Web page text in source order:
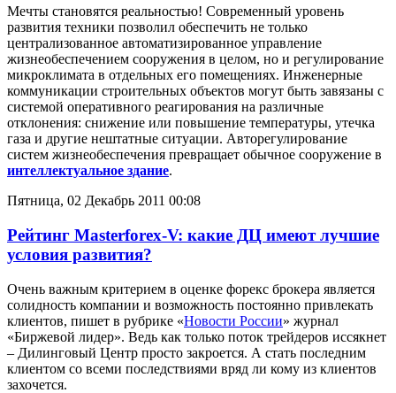
Мечты становятся реальностью! Современный уровень
развития техники позволил обеспечить не только
централизованное автоматизированное управление
жизнеобеспечением сооружения в целом, но и регулирование
микроклимата в отдельных его помещениях. Инженерные
коммуникации строительных объектов могут быть завязаны с
системой оперативного реагирования на различные
отклонения: снижение или повышение температуры, утечка
газа и другие нештатные ситуации. Авторегулирование
систем жизнеобеспечения превращает обычное сооружение в
интеллектуальное здание.
Пятница, 02 Декабрь 2011 00:08
Рейтинг Masterforex-V: какие ДЦ имеют лучшие
условия развития?
Очень важным критерием в оценке форекс брокера является
солидность компании и возможность постоянно привлекать
клиентов, пишет в рубрике «Новости России» журнал
«Биржевой лидер». Ведь как только поток трейдеров иссякнет
– Дилинговый Центр просто закроется. А стать последним
клиентом со всеми последствиями вряд ли кому из клиентов
захочется.